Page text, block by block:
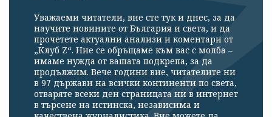
Успешно
излязохте от
профила си!
Уважаеми читатели, вие сте тук и днес, за да
научите новините от България и света, и да
прочетете актуални анализи и коментари от
„Клуб Z“. Ние се обръщаме към вас с молба –
имаме нужда от вашата подкрепа, за да
продължим. Вече години вие, читателите ни
в 97 държави на всички континенти по света,
отваряте всеки ден страницата ни в интернет
в търсене на истинска, независима и